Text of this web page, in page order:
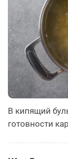
В кипящий
готовности